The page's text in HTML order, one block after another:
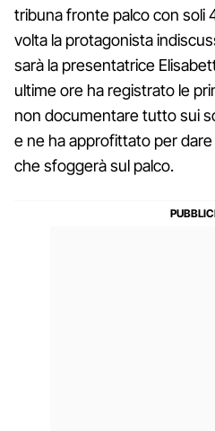
tribuna fronte palco con soli
volta la protagonista
sarà la presentatrice
ultime ore ha registrato le
non documentare tutto sui
e ne ha approfittato per
che sfoggerà sul palco.